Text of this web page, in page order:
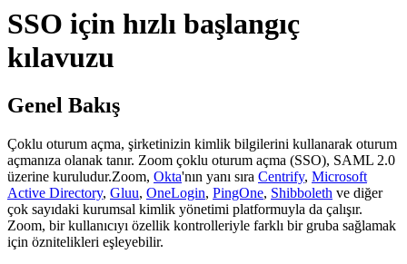
SSO için hızlı başlangıç
kılavuzu
Genel Bakış
Çoklu oturum açma, şirketinizin kimlik bilgilerini kullanarak oturum
açmanıza olanak tanır. Zoom çoklu oturum açma (SSO), SAML 2.0
üzerine kuruludur.Zoom, Okta'nın yanı sıra Centrify, Microsoft
Active Directory, Gluu, OneLogin, PingOne, Shibboleth ve diğer
çok sayıdaki kurumsal kimlik yönetimi platformuyla da çalışır.
Zoom, bir kullanıcıyı özellik kontrolleriyle farklı bir gruba sağlamak
için öznitelikleri eşleyebilir.